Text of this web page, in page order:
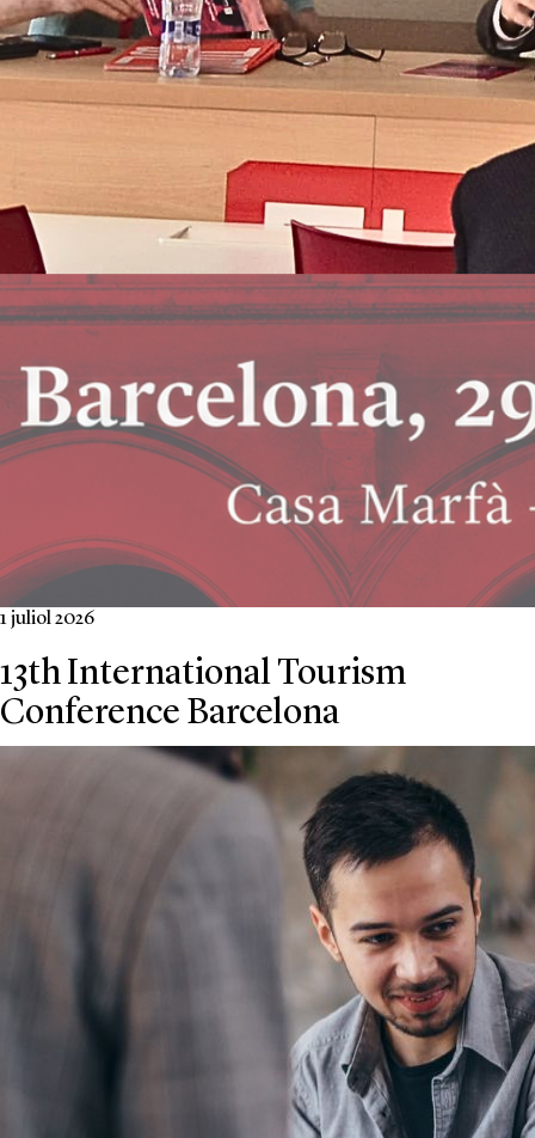
1 juliol 2026
13th International Tourism
Conference Barcelona